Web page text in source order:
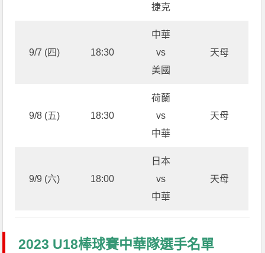
捷克
9/7 (四) 18:30
中華
vs
美國
天母
9/8 (五) 18:30
荷蘭
vs
中華
天母
9/9 (六) 18:00
日本
vs
中華
天母
2023 U18棒球賽中華隊選手名單